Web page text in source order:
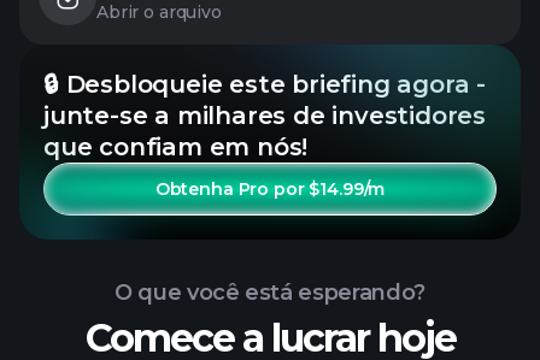
Abrir o arquivo
🔒 Desbloqueie este briefing agora -
junte-se a milhares de investidores
que confiam em nós!
Obtenha Pro por $14.99/m
O que você está esperando?
Comece a lucrar hoje